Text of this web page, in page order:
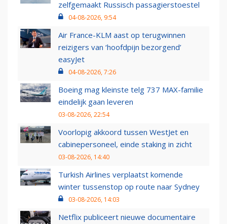
zelfgemaakt Russisch passagierstoestel
04-08-2026, 9:54
Air France-KLM aast op terugwinnen
reizigers van ‘hoofdpijn bezorgend’
easyJet
04-08-2026, 7:26
Boeing mag kleinste telg 737 MAX-familie
eindelijk gaan leveren
03-08-2026, 22:54
Voorlopig akkoord tussen WestJet en
cabinepersoneel, einde staking in zicht
03-08-2026, 14:40
Turkish Airlines verplaatst komende
winter tussenstop op route naar Sydney
03-08-2026, 14:03
Netflix publiceert nieuwe documentaire